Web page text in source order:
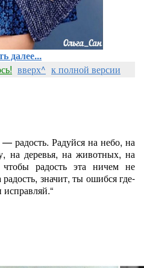
далее...
вверх^ к полной версии
радость. Радуйся на небо, на
на деревья, на животных, на
радость эта ничем не
значит, ты ошибся где-